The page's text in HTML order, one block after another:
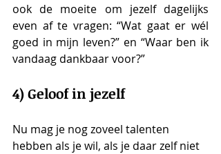
ook de moeite om jezelf dagelijks
even af te vragen: “Wat gaat er wél
goed in mijn leven?” en “Waar ben ik
vandaag dankbaar voor?”
4) Geloof in jezelf
Nu mag je nog zoveel talenten
hebben als je wil, als je daar zelf niet